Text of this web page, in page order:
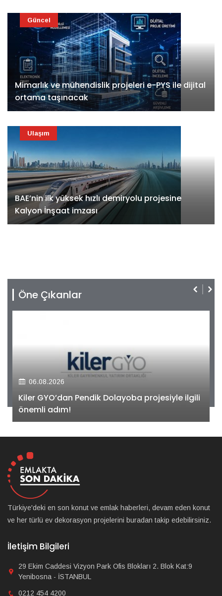
Mimarlık ve mühendislik projeleri e-PYS ile dijital
ortama taşınacak
Güncel
BAE’nin ilk yüksek hızlı demiryolu projesine
Kalyon İnşaat imzası
Ulaşım
Öne Çıkanlar
06.08.2026
Kiler GYO’dan Pendik Dolayoba projesiyle ilgili
önemli adım!
Türkiye'deki en son konut ve emlak haberleri, devam eden konut
ve her türlü ev dekorasyon projelerini buradan takip edebilirsiniz.
İletişim Bilgileri
29 Ekim Caddesi Vizyon Park Ofis Blokları 2. Blok Kat:9
Yenibosna - İSTANBUL
0212 454 4200